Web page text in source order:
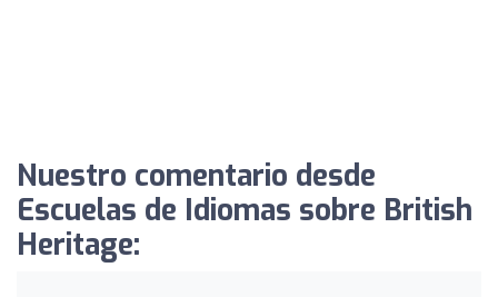
Nuestro comentario desde
Escuelas de Idiomas sobre British
Heritage: